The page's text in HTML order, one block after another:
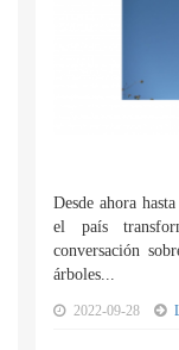
Desde ahora
el país
conversación
árboles...
2022-09-28